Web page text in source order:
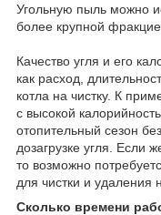
Угольную пыль можно
более крупной
Качество угля и его
как расход,
котла на чистку. К
с высокой
отопительный сезон
дозагрузке угля. Если
то возможно
для чистки и удаления
Сколько времени